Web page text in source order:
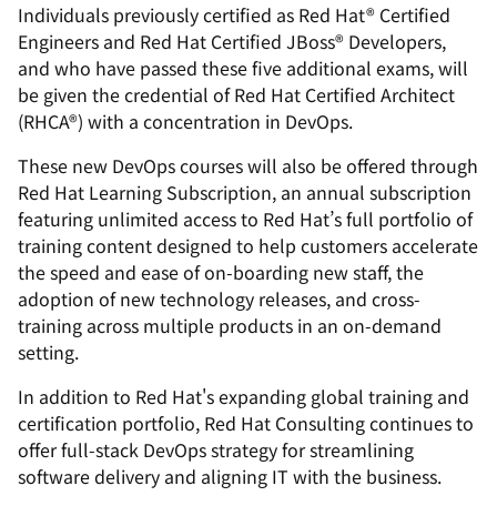
Individuals previously certified as Red Hat® Certified
Engineers and Red Hat Certified JBoss® Developers,
and who have passed these five additional exams, will
be given the credential of Red Hat Certified Architect
(RHCA®) with a concentration in DevOps.
These new DevOps courses will also be offered through
Red Hat Learning Subscription, an annual subscription
featuring unlimited access to Red Hat’s full portfolio of
training content designed to help customers accelerate
the speed and ease of on-boarding new staff, the
adoption of new technology releases, and cross-
training across multiple products in an on-demand
setting.
In addition to Red Hat's expanding global training and
certification portfolio, Red Hat Consulting continues to
offer full-stack DevOps strategy for streamlining
software delivery and aligning IT with the business.